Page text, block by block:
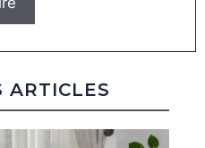
ARTICLES